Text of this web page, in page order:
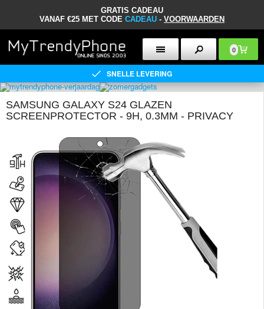
GRATIS CADEAU
VANAF €25 MET CODE CADEAU - VOORWAARDEN
0
SNELLE LEVERING
SAMSUNG GALAXY S24 GLAZEN
SCREENPROTECTOR - 9H, 0.3MM - PRIVACY